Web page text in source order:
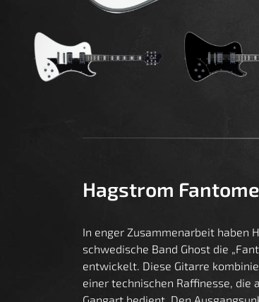
Hagstrom
In enger Zusammenarbeit haben
schwedische Band Ghost die
entwickelt. Diese Gitarre
einer technischen Raffinesse,